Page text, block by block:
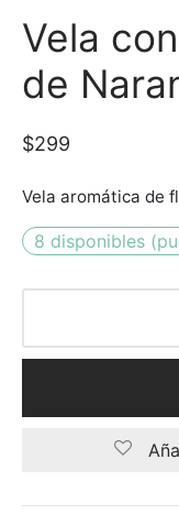
Vela
de
$299
Vela aromática de
8 disponibles